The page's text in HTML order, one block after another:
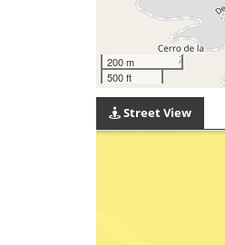
200 m
500 ft
Street View